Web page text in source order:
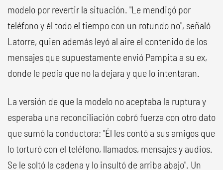
modelo por revertir la situación. "Le mendigó por
teléfono y él todo el tiempo con un rotundo no", señaló
Latorre, quien además leyó al aire el contenido de los
mensajes que supuestamente envió Pampita a su ex,
donde le pedía que no la dejara y que lo intentaran.
La versión de que la modelo no aceptaba la ruptura y
esperaba una reconciliación cobró fuerza con otro dato
que sumó la conductora: "Él les contó a sus amigos que
lo torturó con el teléfono, llamados, mensajes y audios.
Se le soltó la cadena y lo insultó de arriba abajo". Un